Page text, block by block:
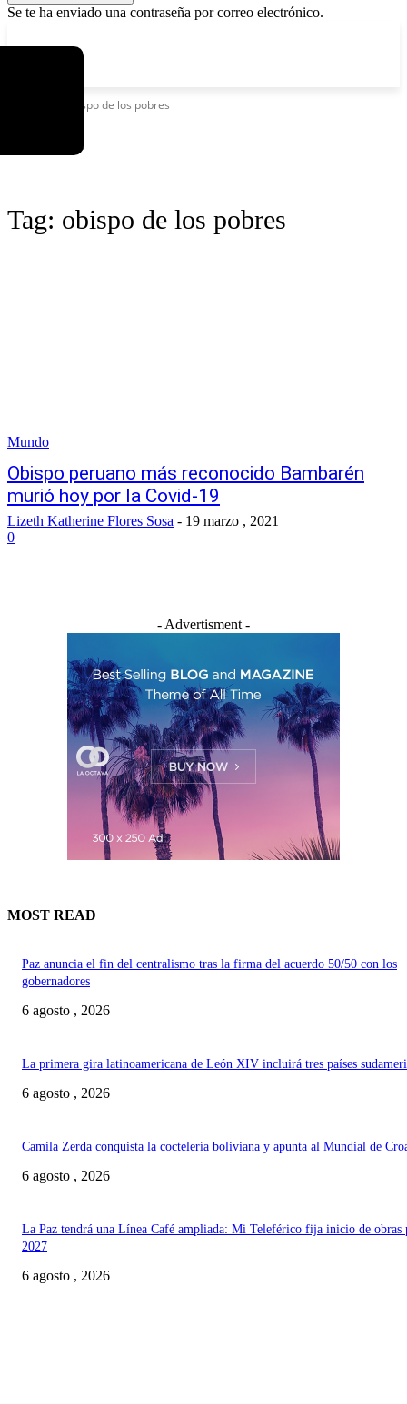
Se te ha enviado una contraseña por correo electrónico.
Obispo de los pobres
Tag: obispo de los pobres
Mundo
Obispo peruano más reconocido Bambarén
murió hoy por la Covid-19
Lizeth Katherine Flores Sosa - 19 marzo , 2021
0
- Advertisment -
MOST READ
Paz anuncia el fin del centralismo tras la firma del acuerdo 50/50 con los
gobernadores
6 agosto , 2026
La primera gira latinoamericana de León XIV incluirá tres países
6 agosto , 2026
Camila Zerda conquista la coctelería boliviana y apunta al Mundial de
6 agosto , 2026
La Paz tendrá una Línea Café ampliada: Mi Teleférico fija inicio de obras
2027
6 agosto , 2026